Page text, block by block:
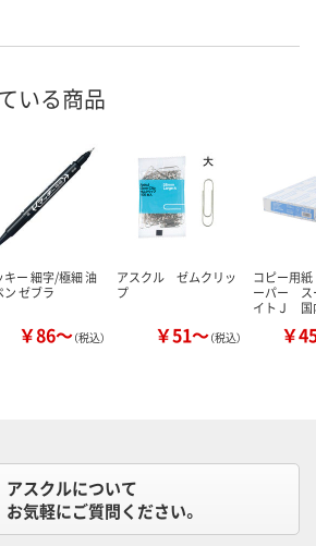
いる商品
キー 細字/極細 油
ン ゼブラ
￥86～（税込）
アスクル ゼムクリッ
プ
￥51～（税込）
コピー用
ーパー ス
イトＪ 国
￥
アスクルについて
お気軽にご質問ください。